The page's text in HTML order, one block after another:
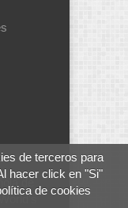
de terceros para
hacer click en "Si"
de cookies
de